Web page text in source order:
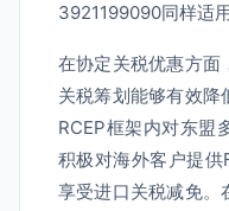
3921199090同样适
在协定关税优惠方面
关税筹划能够有效降
RCEP框架内对东盟
积极对海外客户提供
享受进口关税减免。